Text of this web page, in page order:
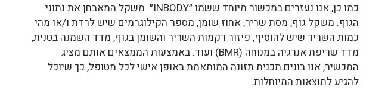
כמו כן, אנו נעזרים במכשור מיוחד ששמו ״INBODY״. משקל המאבחן את נתוני
הגוף: משקל גוף, מסת שריר, אחוז שומן, מספר הקילוגרמים שיש לרדת ו/או מהי
כמות השריר שיש להוסיף, פיזור רקמות השריר והשומן בגוף, מדד השמנה בטנית,
מדד שריפת אנרגיה במנוחה (BMR) ועוד. באמצעות הממצאים אותם מציג
המכשיר, אנו בונים תכנית תזונה המותאמת באופן אישי לכל מטופל, כך שיוכל
להגיע לתוצאות המיוחלות.